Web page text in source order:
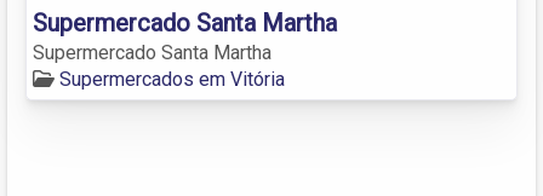
Supermercado Santa Martha
Supermercado Santa Martha
Supermercados em Vitória